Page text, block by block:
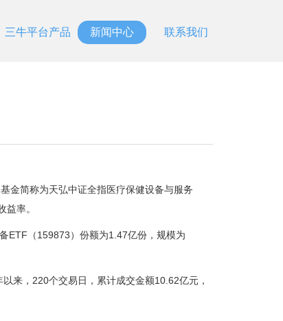
三牛平台产品 新闻中心 联系我们
简称为天弘中证全指医疗保健设备与服务
率。
（159873）份额为1.47亿份，规模为
，220个交易日，累计成交金额10.62亿元，